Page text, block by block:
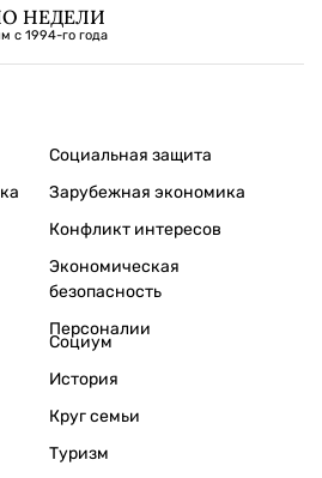
НЕДЕЛИ
с 1994-го года
Социальная защита
Зарубежная экономика
Конфликт интересов
Экономическая
безопасность
Персоналии
Социум
История
Круг семьи
Туризм